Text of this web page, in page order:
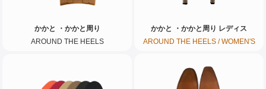
かかと ・かかと周り
AROUND THE HEELS
かかと ・かかと周り レディス
AROUND THE HEELS / WOMEN'S